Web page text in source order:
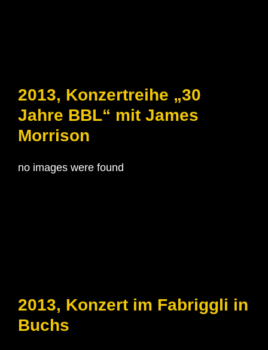
2013, Konzertreihe „30
Jahre BBL“ mit James
Morrison
no images were found
2013, Konzert im Fabriggli in
Buchs